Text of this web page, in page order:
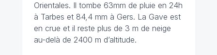
Orientales. Il tombe 63mm de pluie en 24h
à Tarbes et 84,4 mm à Gers. La Gave est
en crue et il reste plus de 3 m de neige
au-delà de 2400 m d’altitude.